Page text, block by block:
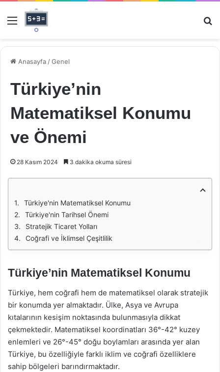
Menü
Anasayfa /Genel
Türkiye’nin
Matematiksel Konumu
ve Önemi
28 Kasım 2024 3 dakika okuma süresi
Türkiye'nin Matematiksel Konumu
Türkiye'nin Tarihsel Önemi
Stratejik Ticaret Yolları
Coğrafi ve İklimsel Çeşitlilik
Türkiye’nin Matematiksel Konumu
Türkiye, hem coğrafi hem de matematiksel olarak stratejik
bir konumda yer almaktadır. Ülke, Asya ve Avrupa
kıtalarının kesişim noktasında bulunmasıyla dikkat
çekmektedir. Matematiksel koordinatları 36°-42° kuzey
enlemleri ve 26°-45° doğu boylamları arasında yer alan
Türkiye, bu özelliğiyle farklı iklim ve coğrafi özelliklere
sahip bölgeleri barındırmaktadır.